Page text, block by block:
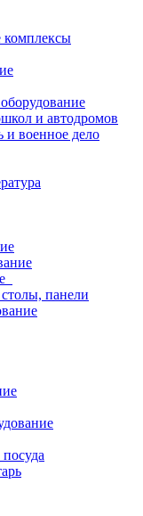
и автодромов
и военное дело
панели